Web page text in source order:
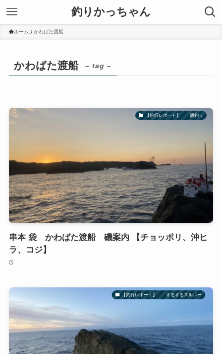
釣りかっちゃん
ホーム かわばた渡船
かわばた渡船 – tag –
【釣行レポート】 磯釣り
串本 袋 かわばた渡船 磯案内 【チョッポリ、沖ヒ
ラ、コジ】
【釣行レポート】 するするスルルー